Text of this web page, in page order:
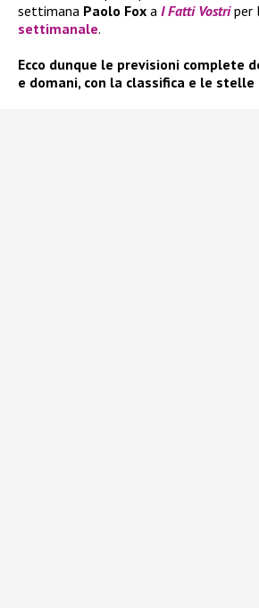
settimana Paolo Fox a I Fatti Vostriper
settimanale.
Ecco dunque le previsioni complete
e domani, con la classifica e le